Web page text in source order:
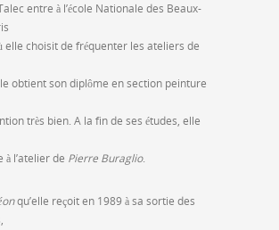
entre à l’école Nationale des Beaux-
elle choisit de fréquenter les ateliers de
obtient son diplôme en section peinture
très bien. A la fin de ses études, elle
à l’atelier de Pierre Buraglio.
qu’elle reçoit en 1989 à sa sortie des